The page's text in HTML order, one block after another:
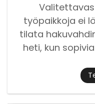
työpaikkoja ei
tilata
heti, kun